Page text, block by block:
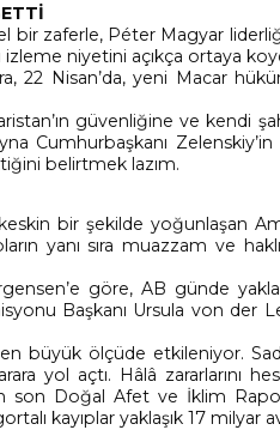
bir zaferle, Péter Magyar
niyetini açıkça ortaya
Nisan’da, yeni Macar
güvenliğine ve kendi
Cumhurbaşkanı Zelenskiy’in
belirtmek lazım.
bir şekilde yoğunlaşan
yanı sıra muazzam ve
göre, AB günde
Başkanı Ursula von der
büyük ölçüde etkileniyor.
yol açtı. Hâlâ zararlarını
son Doğal Afet ve İklim
kayıplar yaklaşık 17 milyar